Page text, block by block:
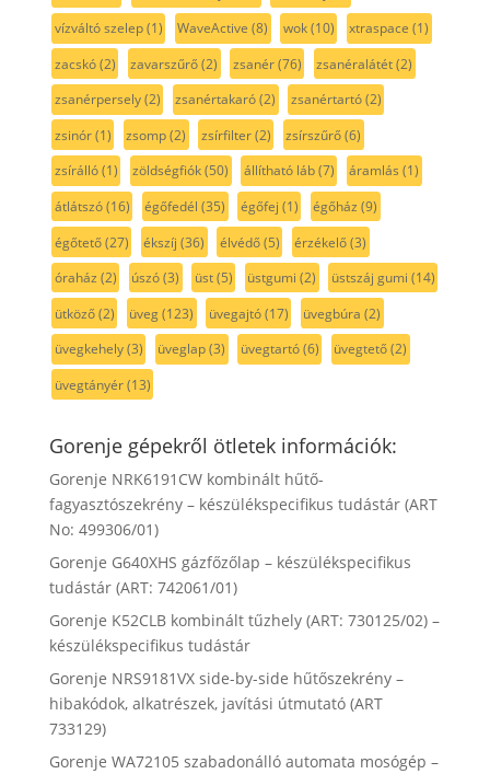
vízváltó szelep(1) WaveActive (8) wok(10) xtraspace (1)
zacskó(2) zavarszűrő(2) zsanér(76) zsanéralátét(2)
zsanérpersely(2) zsanértakaró(2) zsanértartó(2)
zsinór(1) zsomp(2) zsírfilter(2) zsírszűrő(6)
zsírálló(1) zöldségfiók(50) állítható láb(7) áramlás (1)
átlátszó(16) égőfedél (35) égőfej (1) égőház (9)
égőtető(27) ékszíj (36) élvédő(5) érzékelő(3)
óraház (2) úszó(3) üst(5) üstgumi (2) üstszáj gumi (14)
ütköző(2) üveg(123) üvegajtó(17) üvegbúra (2)
üvegkehely(3) üveglap(3) üvegtartó(6) üvegtető(2)
üvegtányér(13)
Gorenje gépekről ötletek információk:
Gorenje NRK6191CW kombinált hűtő-
fagyasztószekrény – készülékspecifikus tudástár (ART
No: 499306/01)
Gorenje G640XHS gázfőzőlap – készülékspecifikus
tudástár (ART: 742061/01)
Gorenje K52CLB kombinált tűzhely (ART: 730125/02) –
készülékspecifikus tudástár
Gorenje NRS9181VX side-by-side hűtőszekrény –
hibakódok, alkatrészek, javítási útmutató (ART
733129)
Gorenje WA72105 szabadonálló automata mosógép –